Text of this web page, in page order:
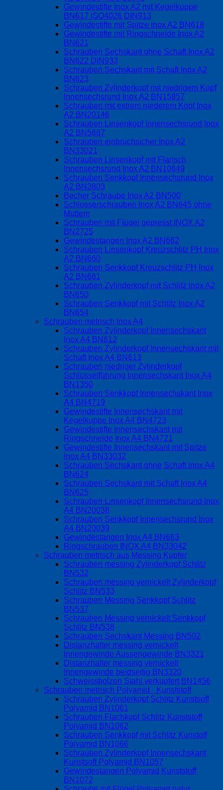
Gewindestifte Inox A2 mit Kegelkuppe
BN617 ISO4026 DIN913
Gewindestifte mit Spitze Inox A2 BN618
Gewindestifte mit Ringschneide Inox A2
BN621
Schrauben Sechskant ohne Schaft Inox A2
BN622 DIN933
Schrauben Sechskant mit Schaft Inox A2
BN623
Schrauben Zylinderkopf mit niedrigem Kopf
Innensechsrund Inox A2 BN15857
Schrauben mit extrem niederem Kopf Inox
A2 BN20146
Schrauben Linsenkopf Innensechsrund Inox
A2 BN5687
Schrauben einbruchsicher Inox A2
BN33021
Schrauben Linsenkopf mit Flansch
Innensechsrund Inox A2 BN10649
Schrauben Senkkopf Innensechsrund Inox
A2 BN3803
Becher Schraube Inox A2 BN500
Schlosserschrauben Inox A2 BN645 ohne
Muttern
Schrauben mit Flügel gepresst INOX A2
BN2725
Gewindestangen Inox A2 BN662
Schrauben Linsenkopf Kreuzschlitz PH Inox
A2 BN660
Schrauben Senkkopf Kreuzschlitz PH Inox
A2 BN661
Schrauben Zylinderkopf mit Schlitz Inox A2
BN650
Schrauben Senkkopf mit Schlitz Inox A2
BN654
Schrauben metrisch Inox A4
Schrauben Zylinderkopf Innensechskant
Inox A4 BN612
Schrauben Zylinderkopf Innensechskant mit
Schaft Inox A4 BN613
Schrauben niedriger Zylinderkopf
Schlüsselführung Innensechskant Inox A4
BN1350
Schrauben Senkkopf Innensechskant Inox
A4 BN4719
Gewindestifte Innensechskant mit
Kegelkuppe Inox A4 BN4723
Gewindestifte Innensechskant mit
Ringschneide Inox A4 BN4721
Gewindestifte Innensechskant mit Spitze
Inox A4 BN33032
Schrauben Sechskant ohne Schaft Inox A4
BN624
Schrauben Sechskant mit Schaft Inox A4
BN625
Schrauben Linsenkopf Innensechsrund Inox
A4 BN20038
Schrauben Senkkopf Innensechsrund Inox
A4 BN20039
Gewindestangen Inox A4 BN663
Ringschrauben INOX A4 BN33042
Schrauben metrisch aus Messing Kupfer
Schrauben messing Zylinderkopf Schlitz
BN532
Schrauben messing vernickelt Zylinderkopf
Schlitz BN533
Schrauben Messing Senkkopf Schlitz
BN537
Schrauben Messing vernickelt Senkkopf
Schlitz BN538
Schrauben Sechskant Messing BN502
Distanzhalter messing vernickelt
Innengewinde Aussengewinde BN3321
Distanzhalter messing vernickelt
Innengewinde beidseitig BN3320
Schweissbolzen Stahl verkupfert BN1456
Schrauben metrisch Polyamid - Kunststoff
Schrauben Zylinderkopf Schlitz Kunstsoff
Polyamid BN1061
Schrauben Flachkopf Schlitz Kunststoff
Polyamid BN1062
Schrauben Senkkopf mit Schlitz Kunstoff
Polyamid BN1066
Schrauben Zylinderkopf Innensechskant
Kunstsoff Polyamid BN1057
Gewindestangen Polyamid Kunststoff
BN1072